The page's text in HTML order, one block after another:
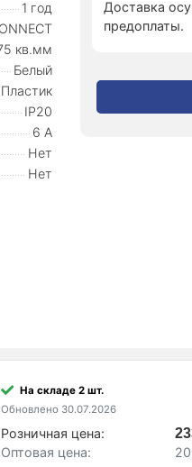
Доставка
предоплаты.
1 год
кв.мм
Белый
Пластик
IP20
6 А
Нет
Нет
На складе 2 шт.
Обновлено 30.07.2026
Розничная цена:
Оптовая цена: